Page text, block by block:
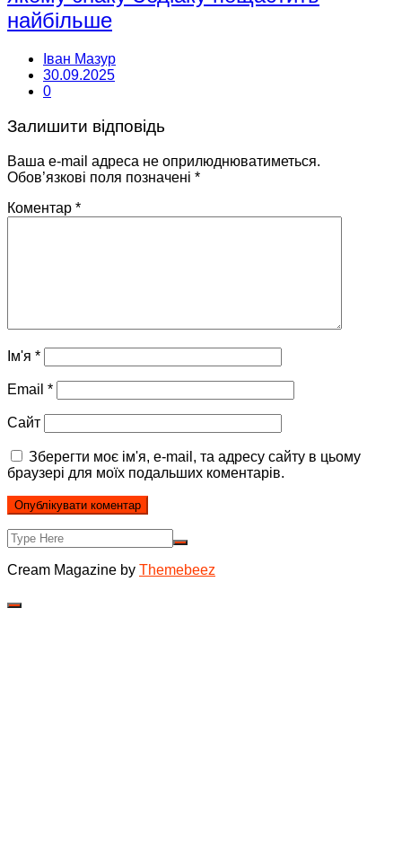
найбільше
Іван Мазур
30.09.2025
0
Залишити відповідь
Ваша e-mail адреса не оприлюднюватиметься.
Обов’язкові поля позначені *
Коментар *
Ім'я *
Email *
Сайт
Зберегти моє ім'я, e-mail, та адресу сайту в цьому
браузері для моїх подальших коментарів.
Cream Magazine by Themebeez